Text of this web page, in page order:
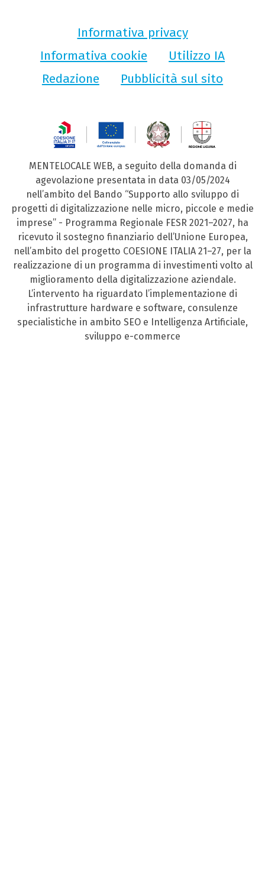
Informativa privacy
Informativa cookie
Utilizzo IA
Redazione
Pubblicità sul sito
MENTELOCALE WEB, a seguito della domanda di
agevolazione presentata in data 03/05/2024
nell’ambito del Bando “Supporto allo sviluppo di
progetti di digitalizzazione nelle micro, piccole e medie
imprese” - Programma Regionale FESR 2021–2027, ha
ricevuto il sostegno finanziario dell’Unione Europea,
nell’ambito del progetto COESIONE ITALIA 21–27, per la
realizzazione di un programma di investimenti volto al
miglioramento della digitalizzazione aziendale.
L’intervento ha riguardato l’implementazione di
infrastrutture hardware e software, consulenze
specialistiche in ambito SEO e Intelligenza Artificiale,
sviluppo e-commerce